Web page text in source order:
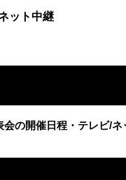
ット中継
の開催日程・テレビ/ネ